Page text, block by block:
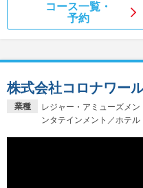
コース一覧・
予約
業種
レジャー・アミューズメ
ンタテインメント／ホテル
株式会社コロナワー